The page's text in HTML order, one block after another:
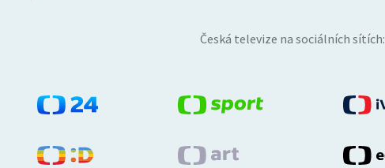
Česká televize na sociálních sítích: